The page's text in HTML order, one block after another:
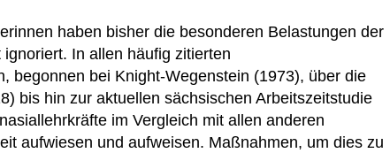
haben bisher die besonderen Belastungen der
In allen häufig zitierten
begonnen bei Knight-Wegenstein (1973), über die
bis hin zur aktuellen sächsischen Arbeitszeitstudie
im Vergleich mit allen anderen
aufwiesen und aufweisen. Maßnahmen, um dies zu